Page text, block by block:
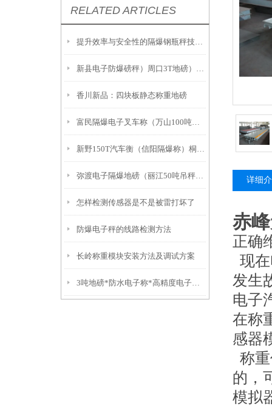
RELATED ARTICLES
提升效率与安全性的隔爆钢瓶秤技术解析
新县电子防爆磅秤）周口3T地磅）息县隔爆桌秤注意事項:
香川新品：四块板静态称重地磅
富民隔爆电子叉车称（万山100吨吊秤）册亨2吨地磅
新野150T汽车衡（信阳隔爆称）桐柏20吨汽车衡故障维修解决方案：
弥渡电子隔爆地磅（丽江50吨吊秤）福贡10吨汽车衡）红塔挂钩称
怎样检测传感器是不是被雷打坏了
防爆电子秤的线路检测方法
长岭称重模块安装方法及调试方案
3吨地磅*防水电子称*高精度电子称*不锈钢叉车秤
详细
赤
正确
现
发生
电子
在称
感器
称
的，
模拟